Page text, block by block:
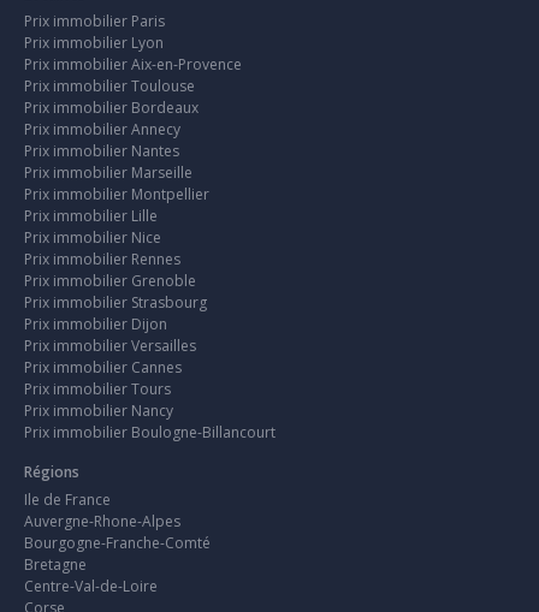
Prix immobilier Paris
Prix immobilier Lyon
Prix immobilier Aix-en-Provence
Prix immobilier Toulouse
Prix immobilier Bordeaux
Prix immobilier Annecy
Prix immobilier Nantes
Prix immobilier Marseille
Prix immobilier Montpellier
Prix immobilier Lille
Prix immobilier Nice
Prix immobilier Rennes
Prix immobilier Grenoble
Prix immobilier Strasbourg
Prix immobilier Dijon
Prix immobilier Versailles
Prix immobilier Cannes
Prix immobilier Tours
Prix immobilier Nancy
Prix immobilier Boulogne-Billancourt
Régions
Ile de France
Auvergne-Rhone-Alpes
Bourgogne-Franche-Comté
Bretagne
Centre-Val-de-Loire
Corse